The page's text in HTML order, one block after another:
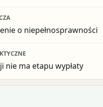
o niepełnosprawności
nie ma etapu wypłaty